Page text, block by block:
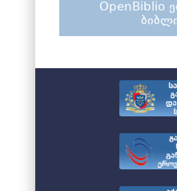
OpenBiblio